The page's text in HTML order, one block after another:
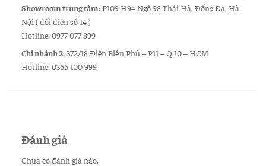
Showroom trung tâm:P109 H94 Ngõ 98 Thái Hà, Đống Đa, Hà
Nội ( đối diện số 14 )
Hotline: 0977 077 899
Chi nhánh 2:372/18 Điện Biên Phủ – P11 – Q.10 – HCM
Hotline: 0366 100 999
Đánh giá
Chưa có đánh giá nào.